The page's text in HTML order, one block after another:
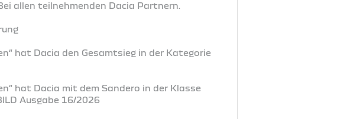
allen teilnehmenden Dacia Partnern.
hat Dacia den Gesamtsieg in der Kategorie
hat Dacia mit dem Sandero in der Klasse
Ausgabe 16/2026